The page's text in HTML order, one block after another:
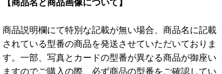
【商品名と商品画像について】
商品説明欄にて特別な記載が無い場合、商品名に記載
されている型番の商品を発送させていただいておりま
す。一部、写真とカードの型番が異なる商品が御座い
ますのでご購入の際、必ず商品の型番をご確認してい